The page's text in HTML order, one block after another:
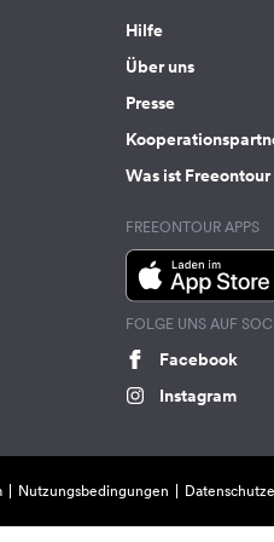
Hilfe
Über uns
Presse
Was ist Freeontour
FREEONTOUR APPS
FOLGE UNS AUF
Facebook
Instagram
Nutzungsbedingungen